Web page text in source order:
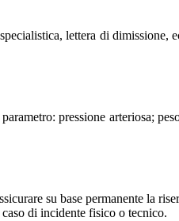
lettera di dimissione,
pressione arteriosa;
su base permanente la
di incidente fisico o tecnico.